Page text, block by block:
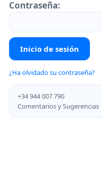
Contraseña:
¿Ha olvidado su contraseña?
+34 944 007 790
Comentarios y Sugerencias